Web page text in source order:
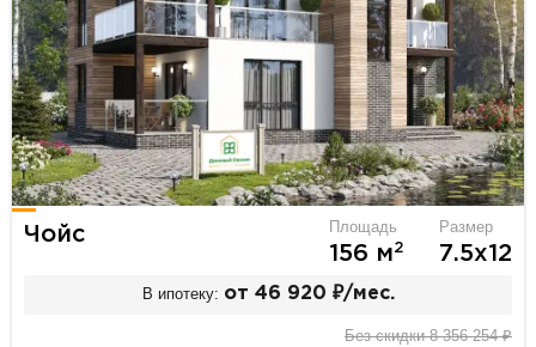
Чойс Площадь
156 м2
Размер
7.5х12
В ипотеку: от 46 920 ₽/мес.
Без скидки 8 356 254 ₽